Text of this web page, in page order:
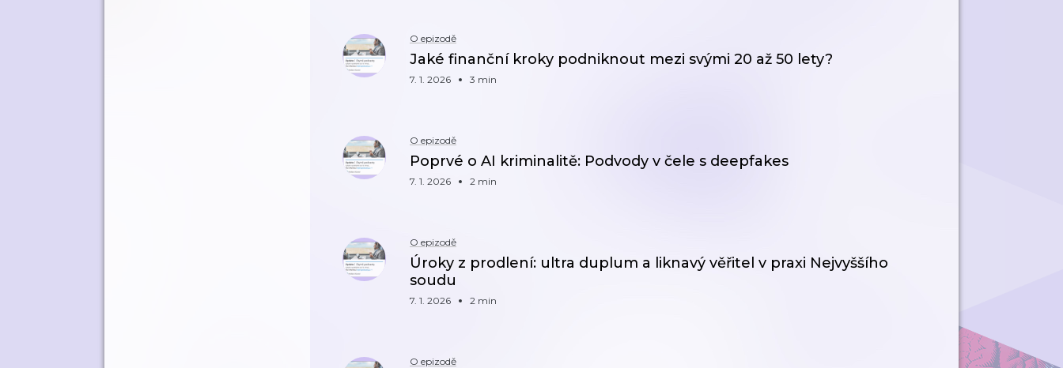
O epizodě
Jaké finanční kroky podniknout mezi svými 20 až 50 lety?
7. 1. 2026 3 min
O epizodě
Poprvé o AI kriminalitě: Podvody v čele s deepfakes
7. 1. 2026 2 min
O epizodě
Úroky z prodlení: ultra duplum a liknavý věřitel v praxi Nejvyššího
soudu
7. 1. 2026 2 min
O epizodě